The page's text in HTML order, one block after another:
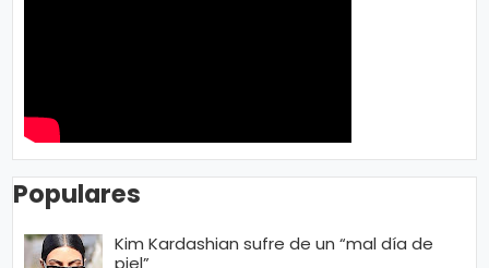
Populares
Kim Kardashian sufre de un “mal día de
piel”